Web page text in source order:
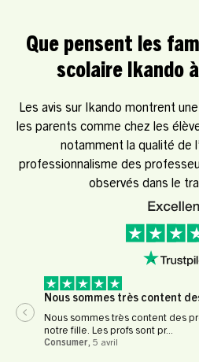
Que pensent les
scolaire Ikando
Les avis sur Ikando montrent
les parents comme chez les
notamment la qualité de
professionnalisme des
observés dans le
Nous sommes très content
Nous sommes très content des
notre fille. Les profs sont pr...
Consumer, 5 avril